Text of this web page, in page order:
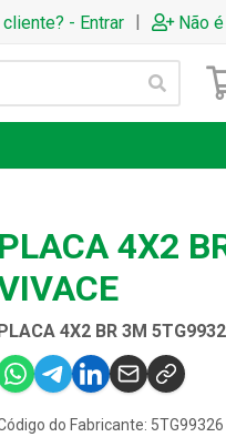
- Entrar | Não
PLACA 4X2
4X2 BR 3M
do Fabricante: 5TG99326